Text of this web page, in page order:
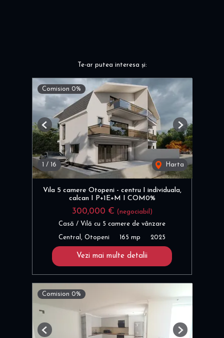
Te-ar putea interesa și:
Comision 0%
/ 16 Harta
Previous Next
Vila 5 camere Otopeni - centru I individuala,
calcan I P+1E+M I COM0%
300,000 € (negociabil)
Casă / Vilă cu 5 camere de vânzare
Central, Otopeni 165 mp 2025
Vezi mai multe detalii
Comision 0%
Previous Next